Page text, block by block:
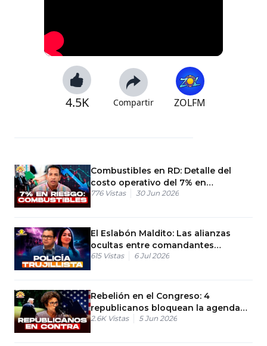
4.5K Compartir ZOLFM
Combustibles en RD: Detalle del
costo operativo del 7% en
estaciones
776 Vistas 30 Jun 2026
El Eslabón Maldito: Las alianzas
ocultas entre comandantes
policiales y delincuentes
615 Vistas 6 Jul 2026
Rebelión en el Congreso: 4
republicanos bloquean la agenda
de Trump
2.6K Vistas 5 Jun 2026